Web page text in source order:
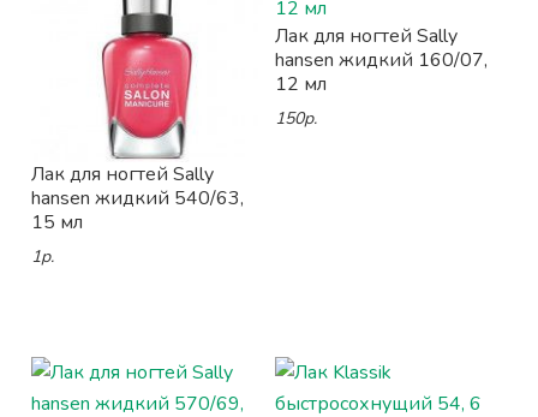
Лак для ногтей Sally
hansen жидкий 540/63,
15 мл
1р.
Лак для ногтей Sally
hansen жидкий 160/07,
12 мл
150р.